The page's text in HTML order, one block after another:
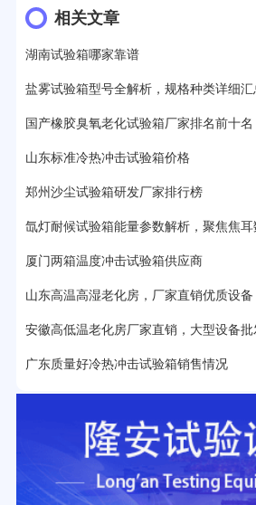
12分钟前用户提问：
13分钟前用户提问：
15分钟前用户提问： 高低温试验箱玻
17分钟前用户提问：步入式老化房有
22分钟前用户提问：紫外线老化箱辐
25分钟前用户提问：老化箱和干燥箱区
27分钟前用户提问：移动电源老化柜
32分钟前用户提问：氙灯老化试验箱
2分钟前用户提问： 大型高温老化房价
相关文章
湖南试验箱哪家靠谱
盐雾试验箱型号全解析，规格种类详细汇
国产橡胶臭氧老化试验箱厂家排名前十名
山东标准冷热冲击试验箱价格
郑州沙尘试验箱研发厂家排行榜
氙灯耐候试验箱能量参数解析，聚焦焦
厦门两箱温度冲击试验箱供应商
山东高温高湿老化房，厂家直销优质设备
安徽高低温老化房厂家直销，大型设备批
广东质量好冷热冲击试验箱销售情况